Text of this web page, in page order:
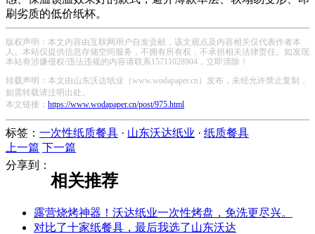
刷劣质的低价纸杯。
版权声明：本文内容由互联网用户自发贡献，该文观点及内容相关仅代表作者本
人。本站仅提供信息存储空间服务，不拥有所有权，不承担相关法律责任。如发现
本站有涉嫌侵权/违法违规的内容请联系15711028904，立即清除！
转载声明：本文由山东沃达纸业（www.wodapaper.cn）发布，未经允许禁止复制，
如需转载请注明出处。
本文链接： https://www.wodapaper.cn/post/975.html
标签： 一次性纸质餐具 · 山东沃达纸业 · 纸质餐具
上一篇 下一篇
分享到：
相关推荐
露营烧烤神器！沃达纸业一次性烤盘，免洗更尽兴。
对比了十家纸餐具，最后我选了山东沃达